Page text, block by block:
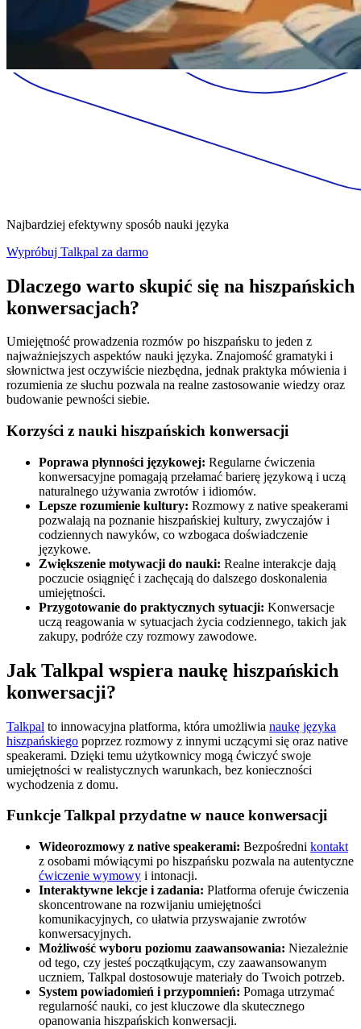
Najbardziej efektywny sposób nauki języka
Wypróbuj Talkpal za darmo
Dlaczego warto skupić się na hiszpańskich
konwersacjach?
Umiejętność prowadzenia rozmów po hiszpańsku to jeden z
najważniejszych aspektów nauki języka. Znajomość gramatyki i
słownictwa jest oczywiście niezbędna, jednak praktyka mówienia i
rozumienia ze słuchu pozwala na realne zastosowanie wiedzy oraz
budowanie pewności siebie.
Korzyści z nauki hiszpańskich konwersacji
Poprawa płynności językowej: Regularne ćwiczenia
konwersacyjne pomagają przełamać barierę językową i uczą
naturalnego używania zwrotów i idiomów.
Lepsze rozumienie kultury: Rozmowy z native speakerami
pozwalają na poznanie hiszpańskiej kultury, zwyczajów i
codziennych nawyków, co wzbogaca doświadczenie
językowe.
Zwiększenie motywacji do nauki: Realne interakcje dają
poczucie osiągnięć i zachęcają do dalszego doskonalenia
umiejętności.
Przygotowanie do praktycznych sytuacji: Konwersacje
uczą reagowania w sytuacjach życia codziennego, takich jak
zakupy, podróże czy rozmowy zawodowe.
Jak Talkpal wspiera naukę hiszpańskich
konwersacji?
Talkpal to innowacyjna platforma, która umożliwia naukę języka
hiszpańskiego poprzez rozmowy z innymi uczącymi się oraz native
speakerami. Dzięki temu użytkownicy mogą ćwiczyć swoje
umiejętności w realistycznych warunkach, bez konieczności
wychodzenia z domu.
Funkcje Talkpal przydatne w nauce konwersacji
Wideorozmowy z native speakerami: Bezpośredni kontakt
z osobami mówiącymi po hiszpańsku pozwala na autentyczne
ćwiczenie wymowy i intonacji.
Interaktywne lekcje i zadania: Platforma oferuje ćwiczenia
skoncentrowane na rozwijaniu umiejętności
komunikacyjnych, co ułatwia przyswajanie zwrotów
konwersacyjnych.
Możliwość wyboru poziomu zaawansowania: Niezależnie
od tego, czy jesteś początkującym, czy zaawansowanym
uczniem, Talkpal dostosowuje materiały do Twoich potrzeb.
System powiadomień i przypomnień: Pomaga utrzymać
regularność nauki, co jest kluczowe dla skutecznego
opanowania hiszpańskich konwersacji.